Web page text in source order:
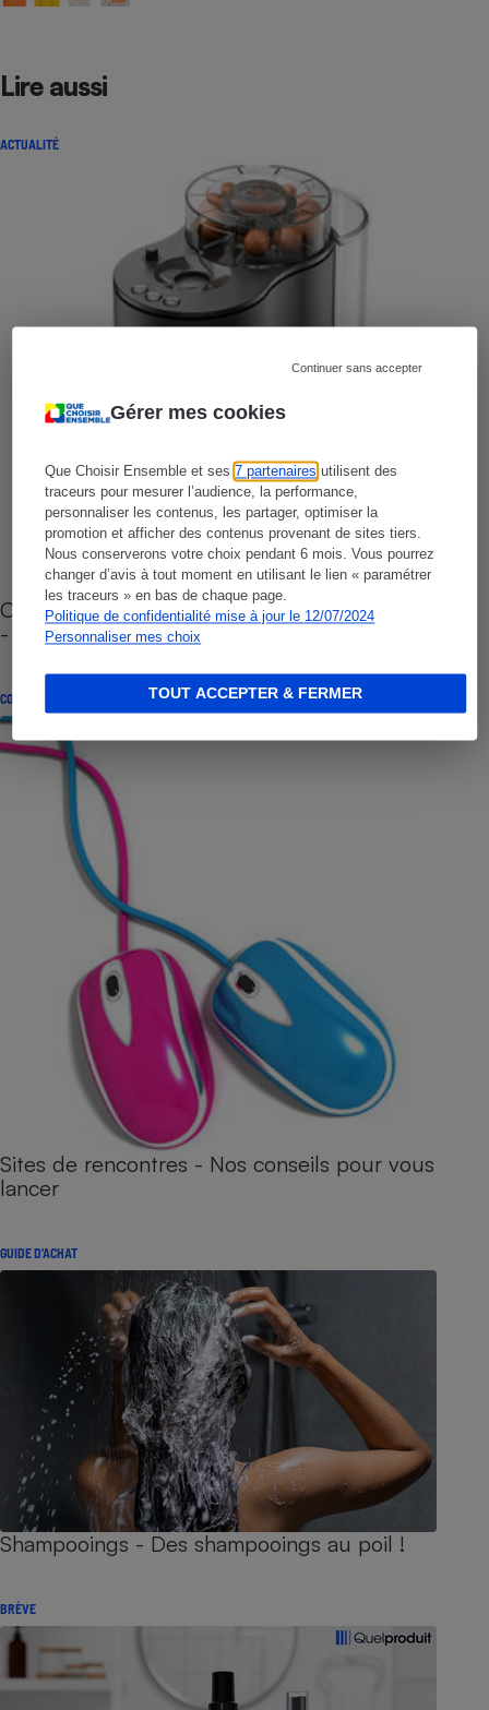
Gérer mes cookies
Que Choisir Ensemble et ses7 partenaires utilisent des
traceurs pour mesurer l’audience, la performance,
personnaliser les contenus, les partager, optimiser la
promotion et afficher des contenus provenant de sites tiers.
Nous conserverons votre choix pendant 6 mois. Vous pourrez
changer d’avis à tout moment en utilisant le lien « paramétrer
les traceurs » en bas de chaque page.
Politique de confidentialité mise à jour le 12/07/2024
Personnaliser mes choix
Continuer sans accepter
TOUT ACCEPTER & FERMER
Lire aussi
ACTUALITÉ
Cafetière à capsules zéro déchet CoffeeB (vidéo)
- Premières impressions
CONSEILS
Sites de rencontres - Nos conseils pour vous
lancer
GUIDE D'ACHAT
Shampooings - Des shampooings au poil !
BRÈVE